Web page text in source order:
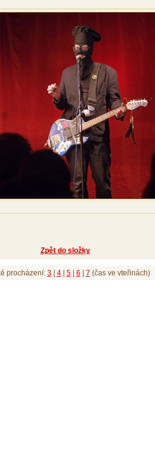
Zpět do složky
procházení: 3| 4| 5| 6 7 (čas ve vteřinách)